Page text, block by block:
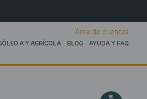
A Y AGRÍCOLA BLOG AYUDA Y FAQ
Área de clientes